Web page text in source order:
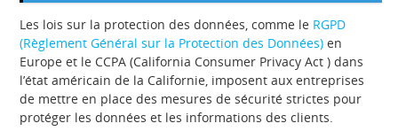
Les lois sur la protection des données, comme le RGPD
(Règlement Général sur la Protection des Données) en
Europe et le CCPA (California Consumer Privacy Act ) dans
l’état américain de la Californi​e, imposent aux entreprises
de mettre en place des mesures de sécurité strictes pour
protéger les données et les informations des clients.